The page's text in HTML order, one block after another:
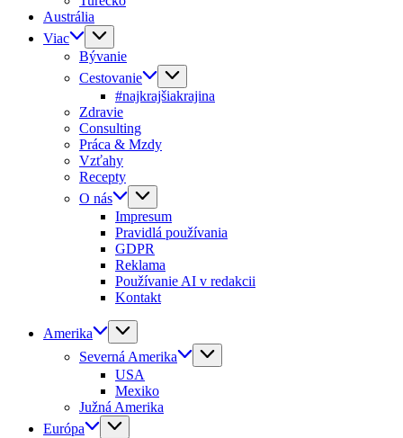
Austrália
Viac
Bývanie
Cestovanie
#najkrajšiakrajina
Zdravie
Consulting
Práca & Mzdy
Vzťahy
Recepty
O nás
Impresum
Pravidlá používania
GDPR
Reklama
Používanie AI v redakcii
Kontakt
Amerika
Severná Amerika
USA
Mexiko
Južná Amerika
Európa